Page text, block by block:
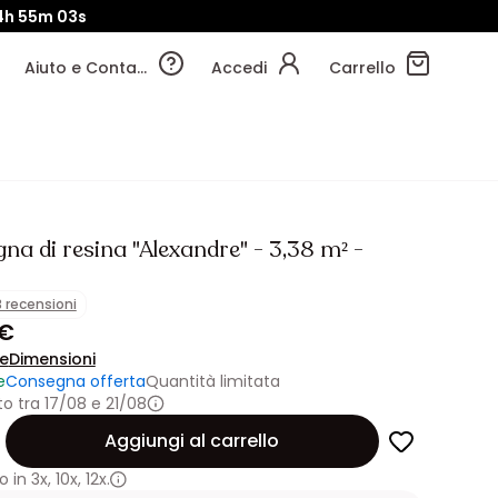
55m 02s
Aiuto e Contatti Accedi Carrello
di resina "Alexandre" - 3,38 m² -
recensioni
Dimensioni
Consegna offertaQuantità limitata
tra 17/08 e 21/08
Aggiungi al carrello
in 3x, 10x, 12x.